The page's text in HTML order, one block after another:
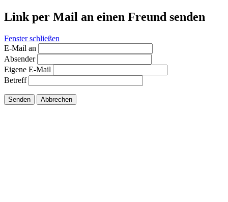
Link per Mail an einen Freund senden
Fenster schließen
E-Mail an
Absender
Eigene E-Mail
Betreff
Senden Abbrechen